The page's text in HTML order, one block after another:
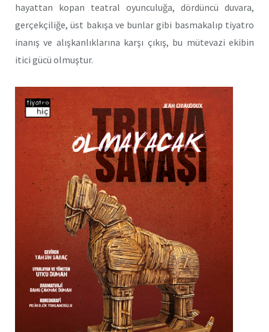
hayattan kopan teatral oyunculuğa, dördüncü duvara,
gerçekçiliğe, üst bakışa ve bunlar gibi basmakalıp tiyatro
inanış ve alışkanlıklarına karşı çıkış, bu mütevazi ekibin
itici gücü olmuştur.